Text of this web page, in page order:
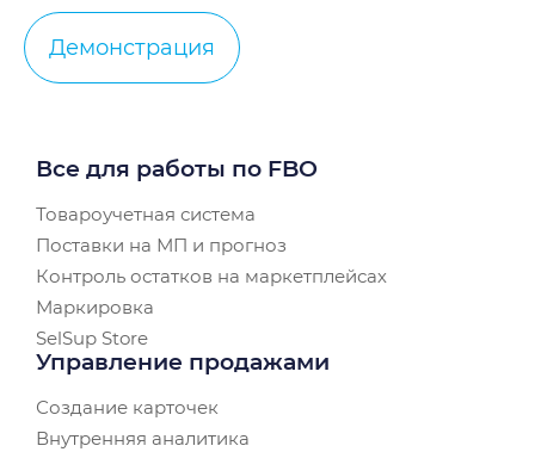
Демонстрация
Все для работы по FBO
Товароучетная система
Поставки на МП и прогноз
Контроль остатков на маркетплейсах
Маркировка
SelSup Store
Управление продажами
Создание карточек
Внутренняя аналитика